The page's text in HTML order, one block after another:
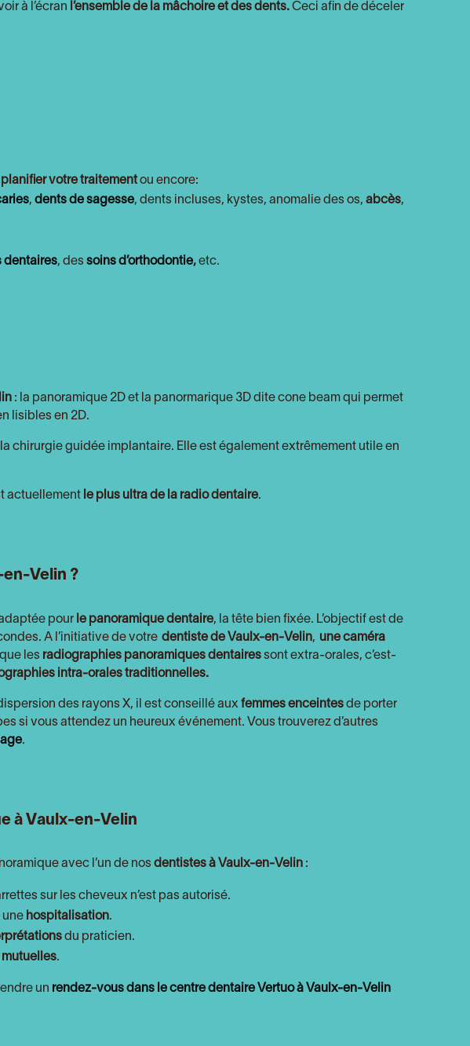
à l’écran l’ensemble de la mâchoire et des dents. Ceci afin de déceler
planifier votre traitement ou encore:
, dents de sagesse, dents incluses, kystes, anomalie des os, abcès,
dentaires, des soins d’orthodontie, etc.
: la panoramique 2D et la panormarique 3D dite cone beam qui permet
lisibles en 2D.
chirurgie guidée implantaire. Elle est également extrêmement utile en
actuellement le plus ultra de la radio dentaire.
en-Velin ?
pour le panoramique dentaire, la tête bien fixée. L’objectif est de
A l’initiative de votre dentiste de Vaulx-en-Velin, une caméra
les radiographies panoramiques dentaires sont extra-orales, c’est-
intra-orales traditionnelles.
des rayons X, il est conseillé aux femmes enceintes de porter
si vous attendez un heureux événement. Vous trouverez d’autres
.
à Vaulx-en-Velin
avec l’un de nos dentistes à Vaulx-en-Velin :
sur les cheveux n’est pas autorisé.
une hospitalisation.
du praticien.
mutuelles.
un rendez-vous dans le centre dentaire Vertuo à Vaulx-en-Velin